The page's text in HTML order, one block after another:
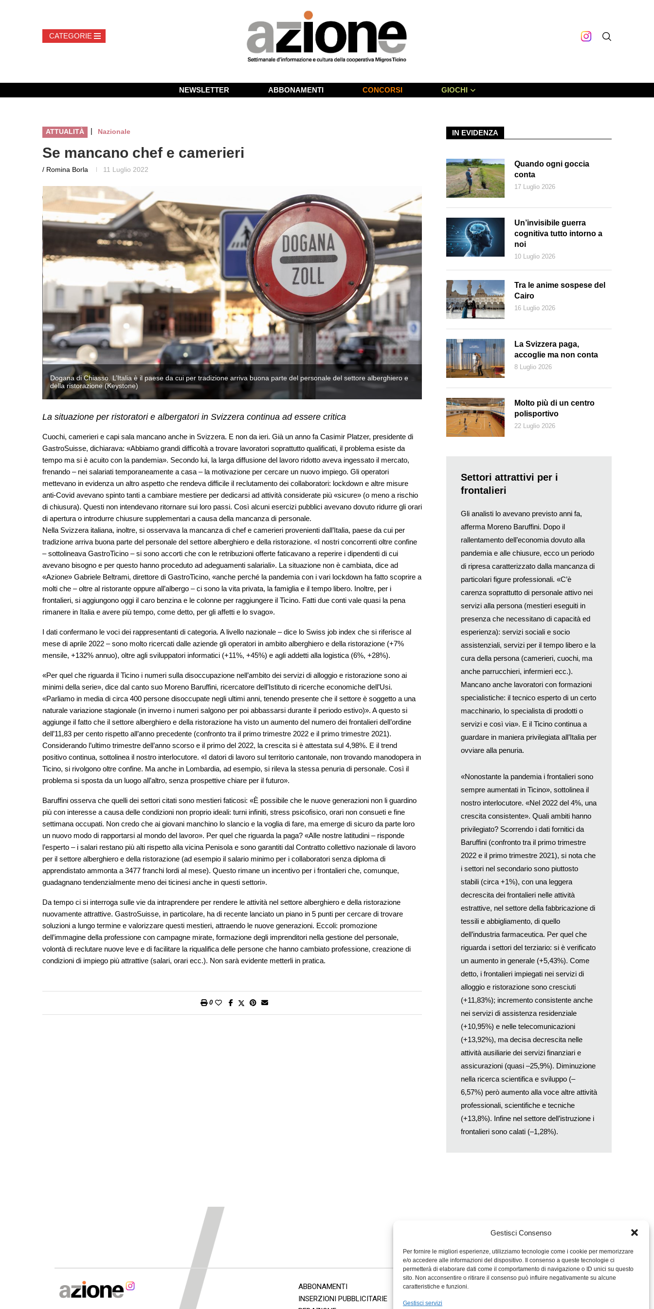
Gestisci Consenso
Per fornire le migliori esperienze, utilizziamo tecnologie come i cookie per memorizzare
e/o accedere alle informazioni del dispositivo. Il consenso a queste tecnologie ci
permetterà di elaborare dati come il comportamento di navigazione o ID unici su questo
sito. Non acconsentire o ritirare il consenso può influire negativamente su alcune
caratteristiche e funzioni.
Gestisci servizi
NEWSLETTER ABBONAMENTI CONCORSI GIOCHI
ATTUALITÀ | Nazionale
Se mancano chef e camerieri
/ Romina Borla 11 Luglio 2022
Dogana di Chiasso. L’Italia è il paese da cui per tradizione arriva buona parte del personale del settore alberghiero e
della ristorazione (Keystone)
Dogana di Chiasso. L’Italia è il paese da cui per tradizione arriva
della ristorazione (Keystone)
La situazione per ristoratori e albergatori in Svizzera continua ad essere critica
Cuochi, camerieri e capi sala mancano anche in Svizzera. E non da ieri. Già un anno fa Casimir Platzer, presidente di
GastroSuisse, dichiarava: «Abbiamo grandi difficoltà a trovare lavoratori soprattutto qualificati, il problema esiste da
tempo ma si è acuito con la pandemia». Secondo lui, la larga diffusione del lavoro ridotto aveva ingessato il mercato,
frenando – nei salariati temporaneamente a casa – la motivazione per cercare un nuovo impiego. Gli operatori
mettevano in evidenza un altro aspetto che rendeva difficile il reclutamento dei collaboratori: lockdown e altre misure
anti-Covid avevano spinto tanti a cambiare mestiere per dedicarsi ad attività considerate più «sicure» (o meno a rischio
di chiusura). Questi non intendevano ritornare sui loro passi. Così alcuni esercizi pubblici avevano dovuto ridurre gli orari
di apertura o introdurre chiusure supplementari a causa della mancanza di personale.
Nella Svizzera italiana, inoltre, si osservava la mancanza di chef e camerieri provenienti dall’Italia, paese da cui per
tradizione arriva buona parte del personale del settore alberghiero e della ristorazione. «I nostri concorrenti oltre confine
– sottolineava GastroTicino – si sono accorti che con le retribuzioni offerte faticavano a reperire i dipendenti di cui
avevano bisogno e per questo hanno proceduto ad adeguamenti salariali». La situazione non è cambiata, dice ad
«Azione» Gabriele Beltrami, direttore di GastroTicino, «anche perché la pandemia con i vari lockdown ha fatto scoprire a
molti che – oltre al ristorante oppure all’albergo – ci sono la vita privata, la famiglia e il tempo libero. Inoltre, per i
frontalieri, si aggiungono oggi il caro benzina e le colonne per raggiungere il Ticino. Fatti due conti vale quasi la pena
rimanere in Italia e avere più tempo, come detto, per gli affetti e lo svago».
I dati confermano le voci dei rappresentanti di categoria. A livello nazionale – dice lo Swiss job index che si riferisce al
mese di aprile 2022 – sono molto ricercati dalle aziende gli operatori in ambito alberghiero e della ristorazione (+7%
mensile, +132% annuo), oltre agli sviluppatori informatici (+11%, +45%) e agli addetti alla logistica (6%, +28%).
«Per quel che riguarda il Ticino i numeri sulla disoccupazione nell’ambito dei servizi di alloggio e ristorazione sono ai
minimi della serie», dice dal canto suo Moreno Baruffini, ricercatore dell’Istituto di ricerche economiche dell’Usi.
«Parliamo in media di circa 400 persone disoccupate negli ultimi anni, tenendo presente che il settore è soggetto a una
naturale variazione stagionale (in inverno i numeri salgono per poi abbassarsi durante il periodo estivo)». A questo si
aggiunge il fatto che il settore alberghiero e della ristorazione ha visto un aumento del numero dei frontalieri dell’ordine
dell’11,83 per cento rispetto all’anno precedente (confronto tra il primo trimestre 2022 e il primo trimestre 2021).
Considerando l’ultimo trimestre dell’anno scorso e il primo del 2022, la crescita si è attestata sul 4,98%. E il trend
positivo continua, sottolinea il nostro interlocutore. «I datori di lavoro sul territorio cantonale, non trovando manodopera in
Ticino, si rivolgono oltre confine. Ma anche in Lombardia, ad esempio, si rileva la stessa penuria di personale. Così il
problema si sposta da un luogo all’altro, senza prospettive chiare per il futuro».
Baruffini osserva che quelli dei settori citati sono mestieri faticosi: «È possibile che le nuove generazioni non li guardino
più con interesse a causa delle condizioni non proprio ideali: turni infiniti, stress psicofisico, orari non consueti e fine
settimana occupati. Non credo che ai giovani manchino lo slancio e la voglia di fare, ma emerge di sicuro da parte loro
un nuovo modo di rapportarsi al mondo del lavoro». Per quel che riguarda la paga? «Alle nostre latitudini – risponde
l’esperto – i salari restano più alti rispetto alla vicina Penisola e sono garantiti dal Contratto collettivo nazionale di lavoro
per il settore alberghiero e della ristorazione (ad esempio il salario minimo per i collaboratori senza diploma di
apprendistato ammonta a 3477 franchi lordi al mese). Questo rimane un incentivo per i frontalieri che, comunque,
guadagnano tendenzialmente meno dei ticinesi anche in questi settori».
Da tempo ci si interroga sulle vie da intraprendere per rendere le attività nel settore alberghiero e della ristorazione
nuovamente attrattive. GastroSuisse, in particolare, ha di recente lanciato un piano in 5 punti per cercare di trovare
soluzioni a lungo termine e valorizzare questi mestieri, attraendo le nuove generazioni. Eccoli: promozione
dell’immagine della professione con campagne mirate, formazione degli imprenditori nella gestione del personale,
volontà di reclutare nuove leve e di facilitare la riqualifica delle persone che hanno cambiato professione, creazione di
condizioni di impiego più attrattive (salari, orari ecc.). Non sarà evidente metterli in pratica.
0
IN EVIDENZA
Quando ogni goccia
conta
17 Luglio 2026
Un’invisibile guerra
cognitiva tutto intorno a
noi
10 Luglio 2026
Tra le anime sospese del
Cairo
16 Luglio 2026
La Svizzera paga,
accoglie ma non conta
8 Luglio 2026
Molto più di un centro
polisportivo
22 Luglio 2026
Settori attrattivi per i
frontalieri
Gli analisti lo avevano previsto anni fa,
afferma Moreno Baruffini. Dopo il
rallentamento dell’economia dovuto alla
pandemia e alle chiusure, ecco un periodo
di ripresa caratterizzato dalla mancanza di
particolari figure professionali. «C’è
carenza soprattutto di personale attivo nei
servizi alla persona (mestieri eseguiti in
presenza che necessitano di capacità ed
esperienza): servizi sociali e socio
assistenziali, servizi per il tempo libero e la
cura della persona (camerieri, cuochi, ma
anche parrucchieri, infermieri ecc.).
Mancano anche lavoratori con formazioni
specialistiche: il tecnico esperto di un certo
macchinario, lo specialista di prodotti o
servizi e così via». E il Ticino continua a
guardare in maniera privilegiata all’Italia per
ovviare alla penuria.
«Nonostante la pandemia i frontalieri sono
sempre aumentati in Ticino», sottolinea il
nostro interlocutore. «Nel 2022 del 4%, una
crescita consistente». Quali ambiti hanno
privilegiato? Scorrendo i dati fornitici da
Baruffini (confronto tra il primo trimestre
2022 e il primo trimestre 2021), si nota che
i settori nel secondario sono piuttosto
stabili (circa +1%), con una leggera
decrescita dei frontalieri nelle attività
estrattive, nel settore della fabbricazione di
tessili e abbigliamento, di quello
dell’industria farmaceutica. Per quel che
riguarda i settori del terziario: si è verificato
un aumento in generale (+5,43%). Come
detto, i frontalieri impiegati nei servizi di
alloggio e ristorazione sono cresciuti
(+11,83%); incremento consistente anche
nei servizi di assistenza residenziale
(+10,95%) e nelle telecomunicazioni
(+13,92%), ma decisa decrescita nelle
attività ausiliarie dei servizi finanziari e
assicurazioni (quasi –25,9%). Diminuzione
nella ricerca scientifica e sviluppo (–
6,57%) però aumento alla voce altre attività
professionali, scientifiche e tecniche
(+13,8%). Infine nel settore dell’istruzione i
frontalieri sono calati (–1,28%).
ABBONAMENTI
INSERZIONI PUBBLICITARIE
MIGROS TICINO